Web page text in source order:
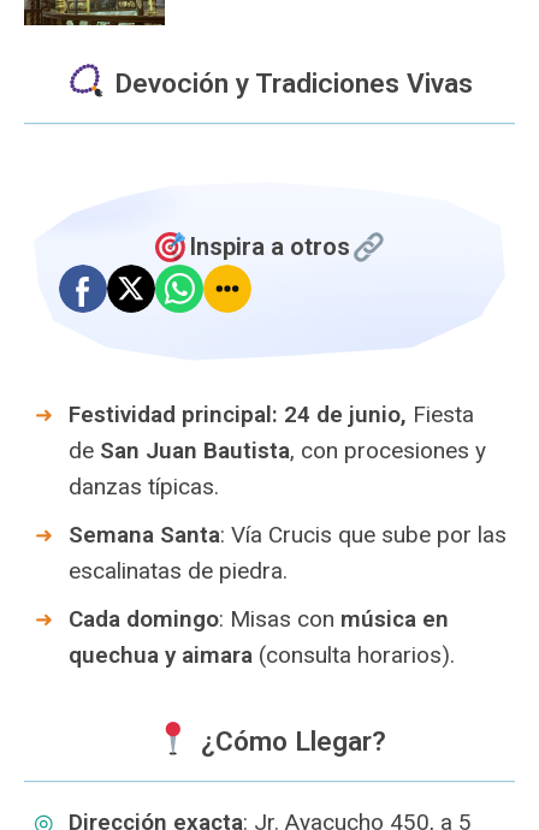
Devoción y Tradiciones Vivas
Inspira a otros
Festividad principal: 24 de junio, Fiesta
de San Juan Bautista, con procesiones y
danzas típicas.
Semana Santa: Vía Crucis que sube por las
escalinatas de piedra.
Cada domingo: Misas con música en
quechua y aimara (consulta horarios).
¿Cómo Llegar?
Dirección exacta: Jr. Ayacucho 450, a 5